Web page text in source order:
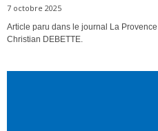
7 octobre 2025
Article paru dans le journal La
Christian DEBETTE.